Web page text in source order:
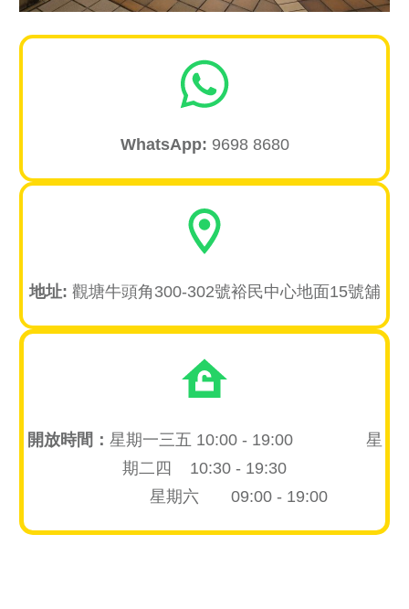
WhatsApp: 9698 8680
地址: 觀塘牛頭角300-302號裕民中心地面15號舖
開放時間： 星期一三五 10:00 - 19:00 星
期二四 10:30 - 19:30
星期六 09:00 - 19:00